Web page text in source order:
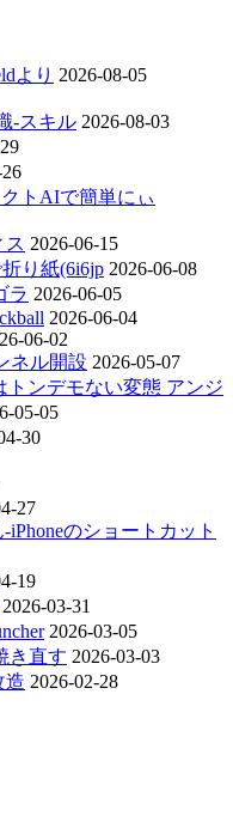
より 2026-08-05
-スキル 2026-08-03
トAIで簡単にぃ
ス 2026-06-15
り紙(6i6jp 2026-06-08
ラ 2026-06-05
2026-06-04
06-02
ネル開設 2026-05-07
トンデモない変態 アンジ
05-05
30
27
のショートカット
19
2026-03-31
2026-03-05
き直す 2026-03-03
造 2026-02-28